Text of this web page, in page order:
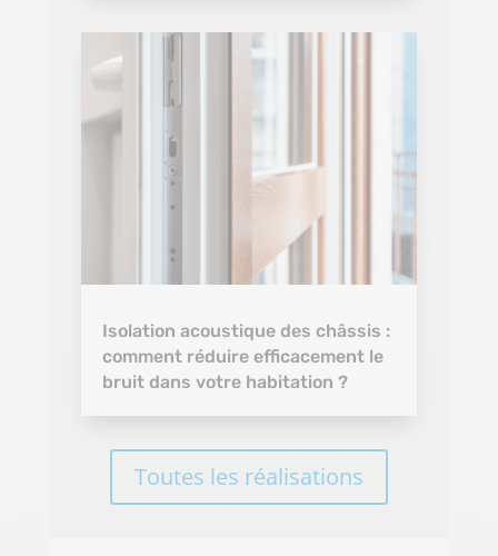
Isolation acoustique des châssis :
comment réduire efficacement le
bruit dans votre habitation ?
Toutes les réalisations